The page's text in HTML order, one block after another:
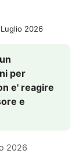
2026
per
e' reagire
e
2026